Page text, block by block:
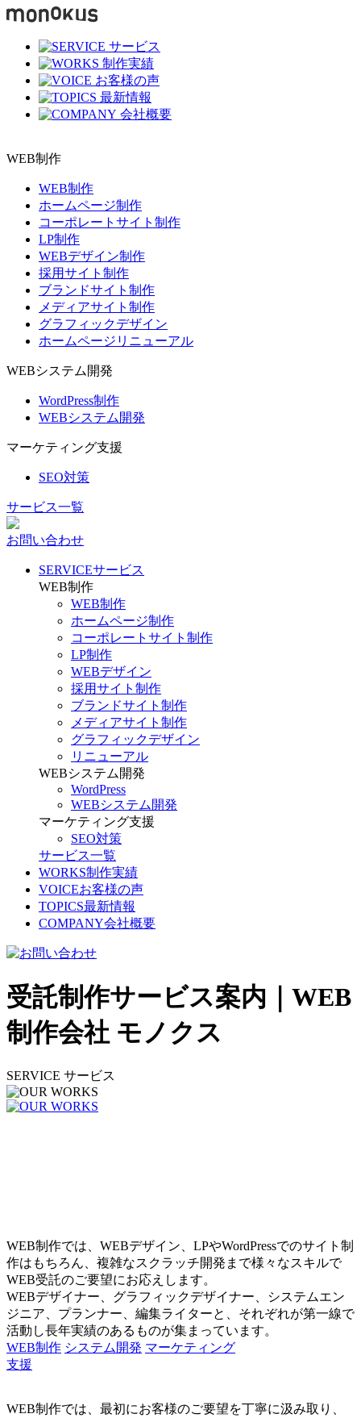
サービス
制作実績
お客様の声
最新情報
会社概要
WEB制作
WEB制作
ホームページ制作
コーポレートサイト制作
LP制作
WEBデザイン制作
採用サイト制作
ブランドサイト制作
メディアサイト制作
グラフィックデザイン
ホームページリニューアル
WEBシステム開発
WordPress制作
WEBシステム開発
マーケティング支援
SEO対策
サービス一覧
お問い合わせ
SERVICEサービス
WEB制作
WEB制作
ホームページ制作
コーポレートサイト制作
LP制作
WEBデザイン
採用サイト制作
ブランドサイト制作
メディアサイト制作
グラフィックデザイン
リニューアル
WEBシステム開発
WordPress
WEBシステム開発
マーケティング支援
SEO対策
サービス一覧
WORKS制作実績
VOICEお客様の声
TOPICS最新情報
COMPANY会社概要
受託制作サービス案内｜WEB
制作会社 モノクス
SERVICE サービス
WEB制作では、WEBデザイン、LPやWordPressでのサイト制
作はもちろん、複雑なスクラッチ開発まで様々なスキルで
WEB受託のご要望にお応えします。
WEBデザイナー、グラフィックデザイナー、システムエン
ジニア、プランナー、編集ライターと、それぞれが第一線で
活動し長年実績のあるものが集まっています。
WEB制作 システム開発 マーケティング
支援
WEB制作では、最初にお客様のご要望を丁寧に汲み取り、